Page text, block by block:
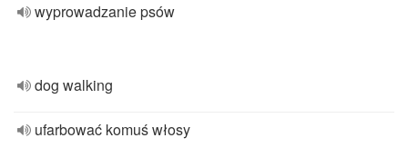
wyprowadzanie psów
dog walking
ufarbować komuś włosy